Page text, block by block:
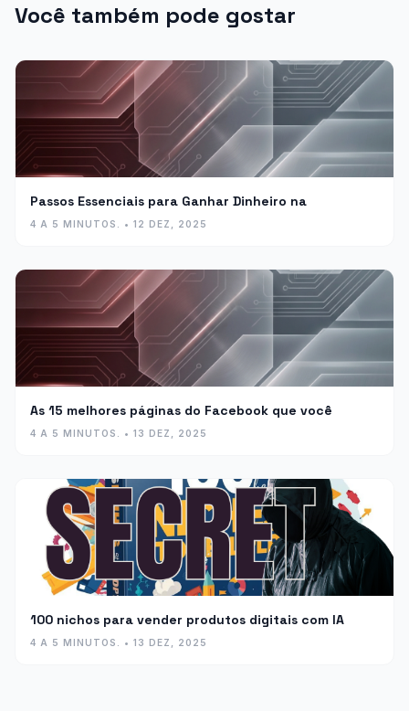
Você também pode gostar
Passos Essenciais para Ganhar Dinheiro na
4 A 5 MINUTOS. • 12 DEZ, 2025
As 15 melhores páginas do Facebook que você
4 A 5 MINUTOS. • 13 DEZ, 2025
100 nichos para vender produtos digitais com IA
4 A 5 MINUTOS. • 13 DEZ, 2025